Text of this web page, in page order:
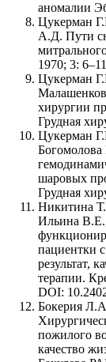
аномалии
Цукерман
А.Д. Пути
1970; 3:
Цукерман
хирургии
Грудная
Цукерман
шаровых
Грудная
Никитина
Ильина
пациентки
результат,
терапии.
DOI:
Бокерия
пожилого
качество